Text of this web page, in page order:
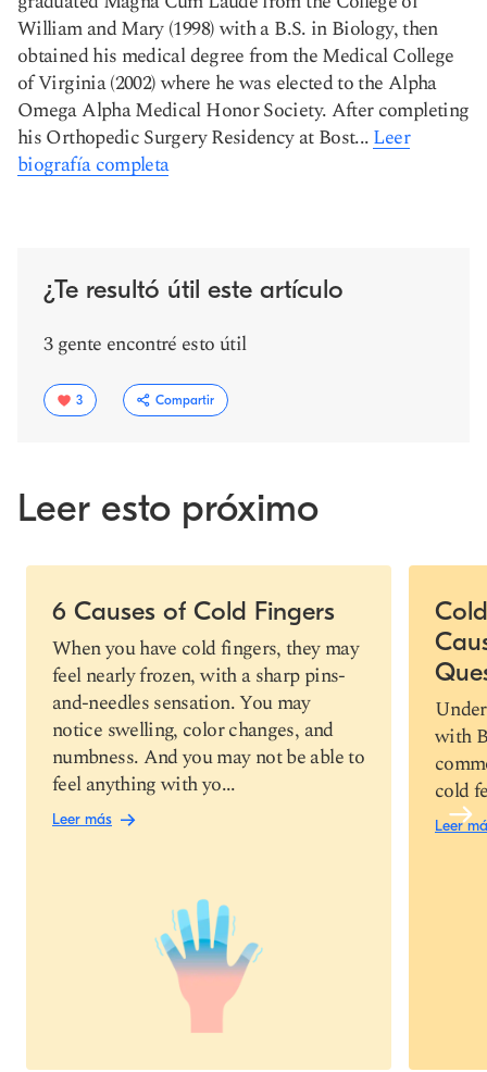
William and Mary (1998) with a B.S. in Biology, then
obtained his medical degree from the Medical College
of Virginia (2002) where he was elected to the Alpha
Omega Alpha Medical Honor Society. After completing
his Orthopedic Surgery Residency at Bost...Leer
biografía completa
¿Te resultó útil este artículo
3 gente encontré esto útil
3 Compartir
Copiar link
Leer esto próximo
Slide 1 of 4
6 Causes of Cold Fingers
When you have cold fingers, they may
feel nearly frozen, with a sharp pins-
and-needles sensation. You may
notice swelling, color changes, and
numbness. And you may not be able to
feel anything with yo...
Leer más
with
cold
Leer